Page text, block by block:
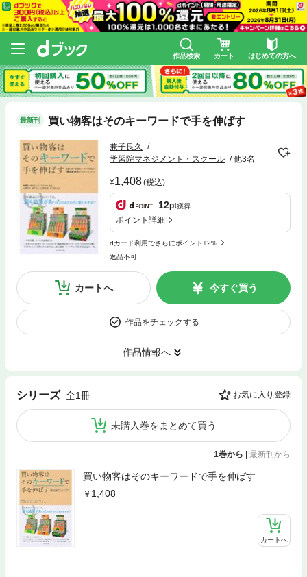
作品検索 カート はじめての方へ
最新刊 買い物客はそのキーワードで手を伸ばす
兼子良久
学習院マネジメント・スクール
他3名
1,408(税込)
12pt獲得
ポイント詳細
dカード利用でさらにポイント+2%
返品不可
カートへ 今すぐ買う
作品をチェックする
作品情報へ
シリーズ 全1冊 お気に入り登録
未購入巻をまとめて買う
1巻から 最新刊から
買い物客はそのキーワードで手を伸ばす
1,408
カートへ